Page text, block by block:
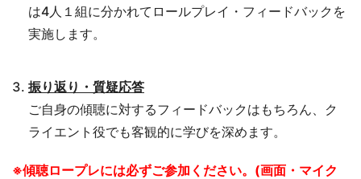
は4人１組に分かれてロールプレイ・フィードバックを
実施します。
振り返り・質疑応答
ご自身の傾聴に対するフィードバックはもちろん、ク
ライエント役でも客観的に学びを深めます。
※傾聴ロープレには必ずご参加ください。(画面・マイク